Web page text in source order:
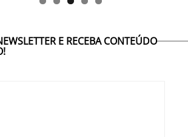
E RECEBA CONTEÚDO